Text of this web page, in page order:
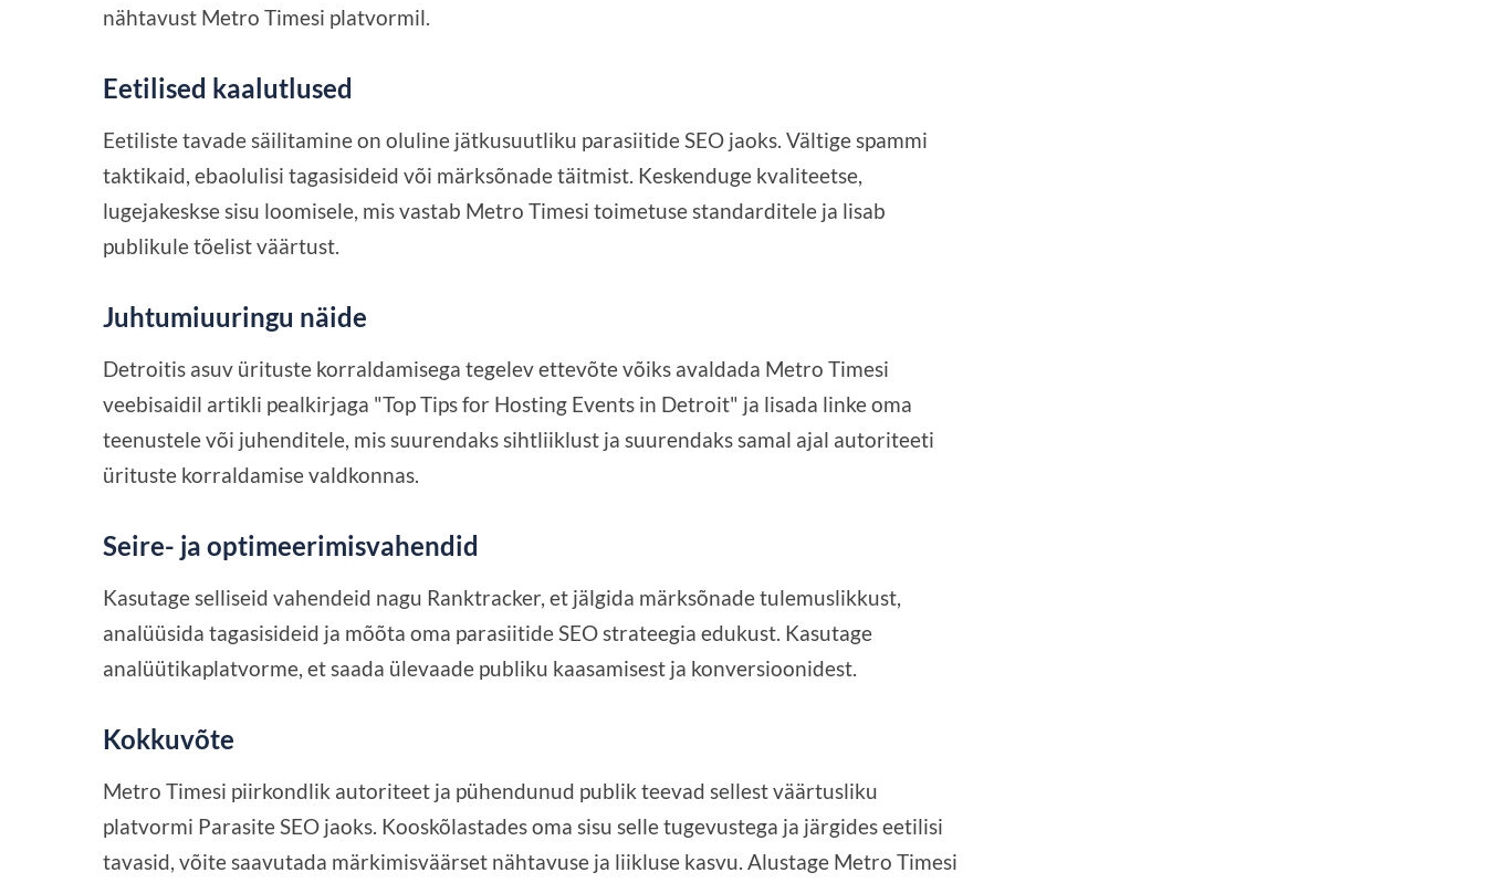
nähtavust Metro Timesi platvormil.
Eetilised kaalutlused
Eetiliste tavade säilitamine on oluline jätkusuutliku parasiitide SEO jaoks. Vältige spammi
taktikaid, ebaolulisi tagasisideid või märksõnade täitmist. Keskenduge kvaliteetse,
lugejakeskse sisu loomisele, mis vastab Metro Timesi toimetuse standarditele ja lisab
publikule tõelist väärtust.
Juhtumiuuringu näide
Detroitis asuv ürituste korraldamisega tegelev ettevõte võiks avaldada Metro Timesi
veebisaidil artikli pealkirjaga "Top Tips for Hosting Events in Detroit" ja lisada linke oma
teenustele või juhenditele, mis suurendaks sihtliiklust ja suurendaks samal ajal autoriteeti
ürituste korraldamise valdkonnas.
Seire- ja optimeerimisvahendid
Kasutage selliseid vahendeid nagu Ranktracker, et jälgida märksõnade tulemuslikkust,
analüüsida tagasisideid ja mõõta oma parasiitide SEO strateegia edukust. Kasutage
analüütikaplatvorme, et saada ülevaade publiku kaasamisest ja konversioonidest.
Kokkuvõte
Metro Timesi piirkondlik autoriteet ja pühendunud publik teevad sellest väärtusliku
platvormi Parasite SEO jaoks. Kooskõlastades oma sisu selle tugevustega ja järgides eetilisi
tavasid, võite saavutada märkimisväärset nähtavuse ja liikluse kasvu. Alustage Metro Timesi